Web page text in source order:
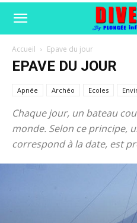
Accueil Epave du jour
EPAVE DU JOUR
Apnée Archéo Ecoles
Chaque jour, un bateau
monde. Selon ce principe,
correspond à la date, est